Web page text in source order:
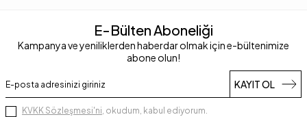
E-Bülten Aboneliği
Kampanya ve yeniliklerden haberdar olmak için e-bültenimize
abone olun!
KAYIT OL
KVKK Sözleşmesi'ni, okudum, kabul ediyorum.